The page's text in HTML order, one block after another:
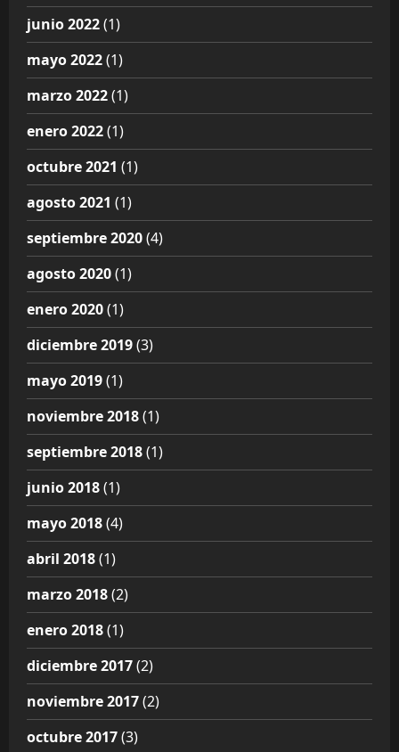
junio 2022(1)
mayo 2022(1)
marzo 2022(1)
enero 2022(1)
octubre 2021 (1)
agosto 2021 (1)
septiembre 2020(4)
agosto 2020(1)
enero 2020(1)
diciembre 2019(3)
mayo 2019(1)
noviembre 2018(1)
septiembre 2018(1)
junio 2018(1)
mayo 2018(4)
abril 2018(1)
marzo 2018(2)
enero 2018(1)
diciembre 2017(2)
noviembre 2017(2)
octubre 2017(3)